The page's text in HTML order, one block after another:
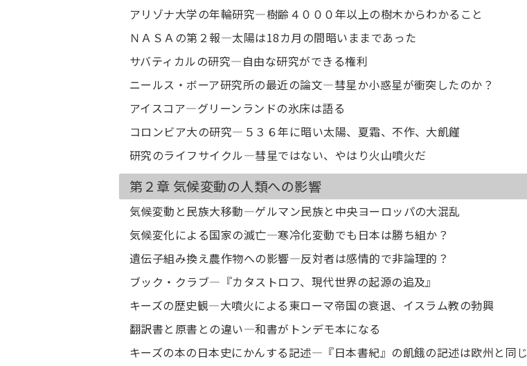
アリゾナ大学の年輪研究―樹齢４０００年以上の樹木からわかること
ＮＡＳＡの第２報―太陽は18カ月の間暗いままであった
サバティカルの研究―自由な研究ができる権利
ニールス・ボーア研究所の最近の論文―彗星か小惑星が衝突したのか？
アイスコア―グリーンランドの氷床は語る
コロンビア大の研究―５３６年に暗い太陽、夏霜、不作、大飢饉
研究のライフサイクル―彗星ではない、やはり火山噴火だ
第２章 気候変動の人類への影響
気候変動と民族大移動―ゲルマン民族と中央ヨーロッパの大混乱
気候変化による国家の滅亡―寒冷化変動でも日本は勝ち組か？
遺伝子組み換え農作物への影響―反対者は感情的で非論理的？
ブック・クラブ―『カタストロフ、現代世界の起源の追及』
キーズの歴史観―大噴火による東ローマ帝国の衰退、イスラム教の勃興
翻訳書と原書との違い―和書がトンデモ本になる
キーズの本の日本史にかんする記述―『日本書紀』の飢餓の記述は欧州と同じ